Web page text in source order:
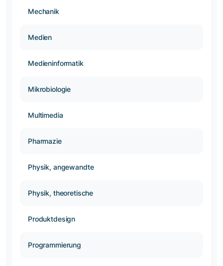
Mechanik
Medien
Medieninformatik
Mikrobiologie
Multimedia
Pharmazie
Physik, angewandte
Physik, theoretische
Produktdesign
Programmierung